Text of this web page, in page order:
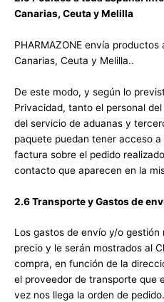
Canarias, Ceuta y Melilla
PHARMAZONE envía
Canarias, Ceuta y Melilla..
De este modo, y según lo
Privacidad, tanto el personal
del servicio de aduanas y
paquete puedan tener acceso
factura sobre el pedido
contacto que aparecen en la
2.6 Transporte y Gastos de
Los gastos de envío y/o
precio y le serán mostrados al
compra, en función de la
el proveedor de transporte que
vez nos llega la orden de pedido.